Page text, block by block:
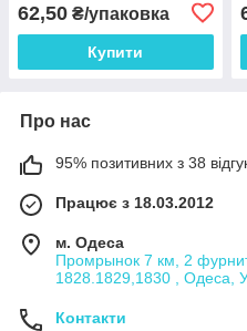
62,50 ₴/упаковка
Купити
Про нас
95% позитивних з 38
Працює з 18.03.2012
м. Одеса
Промрынок 7 км, 2
1828.1829,1830 , Одеса,
Контакти